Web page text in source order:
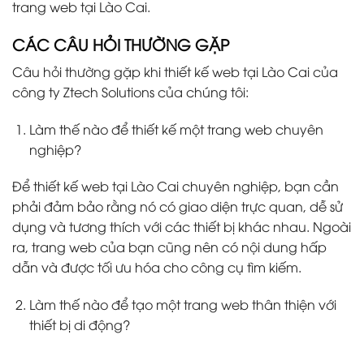
trang web tại Lào Cai.
CÁC CÂU HỎI THƯỜNG GẶP
Câu hỏi thường gặp khi thiết kế web tại Lào Cai của
công ty Ztech Solutions của chúng tôi:
Làm thế nào để thiết kế một trang web chuyên
nghiệp?
Để thiết kế web tại Lào Cai chuyên nghiệp, bạn cần
phải đảm bảo rằng nó có giao diện trực quan, dễ sử
dụng và tương thích với các thiết bị khác nhau. Ngoài
ra, trang web của bạn cũng nên có nội dung hấp
dẫn và được tối ưu hóa cho công cụ tìm kiếm.
Làm thế nào để tạo một trang web thân thiện với
thiết bị di động?